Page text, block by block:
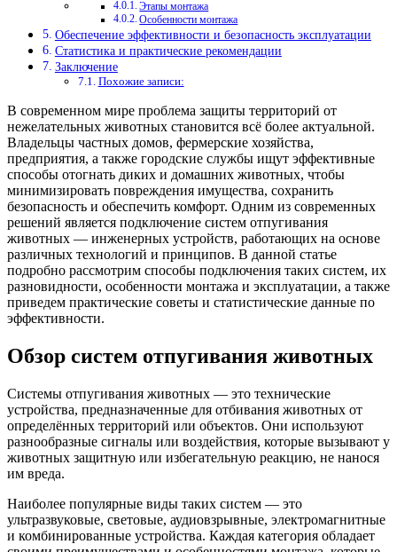
Этапы монтажа
Особенности монтажа
Обеспечение эффективности и безопасность эксплуатации
Статистика и практические рекомендации
Заключение
Похожие записи:
В современном мире проблема защиты территорий от
нежелательных животных становится всё более актуальной.
Владельцы частных домов, фермерские хозяйства,
предприятия, а также городские службы ищут эффективные
способы отогнать диких и домашних животных, чтобы
минимизировать повреждения имущества, сохранить
безопасность и обеспечить комфорт. Одним из современных
решений является подключение систем отпугивания
животных — инженерных устройств, работающих на основе
различных технологий и принципов. В данной статье
подробно рассмотрим способы подключения таких систем, их
разновидности, особенности монтажа и эксплуатации, а также
приведем практические советы и статистические данные по
эффективности.
Обзор систем отпугивания животных
Системы отпугивания животных — это технические
устройства, предназначенные для отбивания животных от
определённых территорий или объектов. Они используют
разнообразные сигналы или воздействия, которые вызывают у
животных защитную или избегательную реакцию, не нанося
им вреда.
Наиболее популярные виды таких систем — это
ультразвуковые, световые, аудиовзрывные, электромагнитные
и комбинированные устройства. Каждая категория обладает